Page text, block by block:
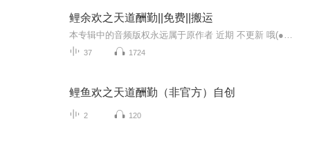
鲤余欢之天道酬勤||免费||搬运
37 1724
鲤鱼欢之天道酬勤（非官方）自创
2 120